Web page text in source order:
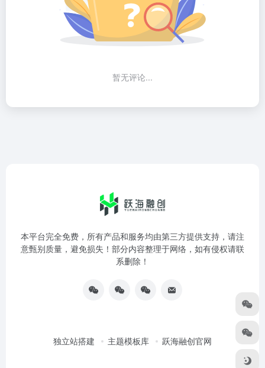
暂无评论...
本平台完全免费，所有产品和服务均由第三方提供支持，请注
意甄别质量，避免损失！部分内容整理于网络，如有侵权请联
系删除！
独立站搭建 主题模板库 跃海融创官网